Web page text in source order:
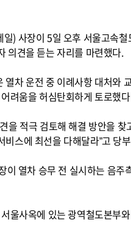
) 사장이 5일 오후 서울고속
의견을 듣는 자리를 마련했다.
열차 운전 중 이례사항 대처와
려움을 허심탄회하게 토로했
을 적극 검토해 해결 방안을
비스에 최선을 다해달라”고 당
이 열차 승무 전 실시하는 음
울사옥에 있는 광역철도본부